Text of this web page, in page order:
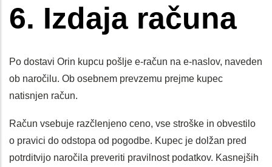
6. Izdaja računa
Po dostavi Orin kupcu pošlje e-račun na e-naslov, naveden
ob naročilu. Ob osebnem prevzemu prejme kupec
natisnjen račun.
Račun vsebuje razčlenjeno ceno, vse stroške in obvestilo
o pravici do odstopa od pogodbe. Kupec je dolžan pred
potrditvijo naročila preveriti pravilnost podatkov. Kasnejših